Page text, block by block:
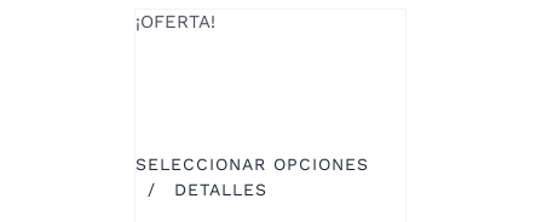
LA
¡OFERTA!
SELECCIONAR OPCIONES
ESTE
/ DETALLES